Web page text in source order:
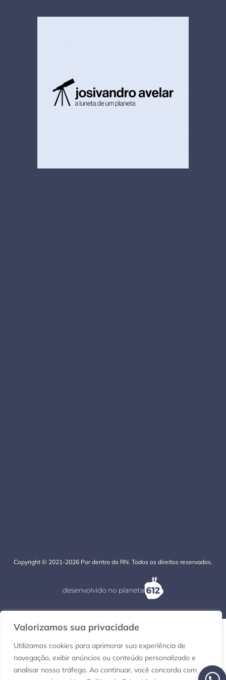
Valorizamos sua privacidade
Utilizamos cookies para aprimorar sua experiência de
navegação, exibir anúncios ou conteúdo personalizado e
analisar nosso tráfego. Ao continuar, você concorda com
Copyright © 2021-2026 Por dentro do RN. Todos os direitos reservados.